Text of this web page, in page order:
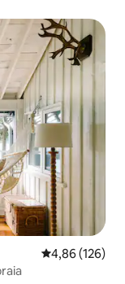
4,86 de uma
4,86 (126)